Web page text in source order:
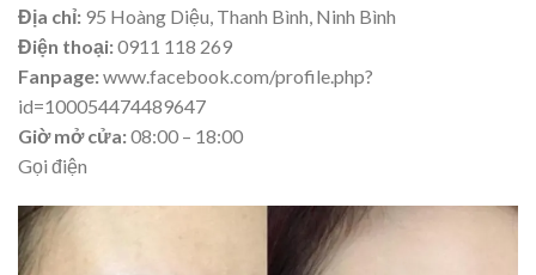
Địa chỉ: 95 Hoàng Diệu, Thanh Bình, Ninh Bình
Điện thoại:0911 118 269
Fanpage:www.facebook.com/profile.php?
id=100054474489647
Giờ mở cửa:08:00 – 18:00
Gọi điện